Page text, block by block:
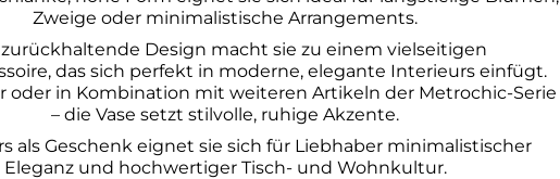
Zweige oder minimalistische Arrangements.
zurückhaltende Design macht sie zu einem vielseitigen
das sich perfekt in moderne, elegante Interieurs einfügt.
oder in Kombination mit weiteren Artikeln der Metrochic-Serie
– die Vase setzt stilvolle, ruhige Akzente.
als Geschenk eignet sie sich für Liebhaber minimalistischer
Eleganz und hochwertiger Tisch- und Wohnkultur.